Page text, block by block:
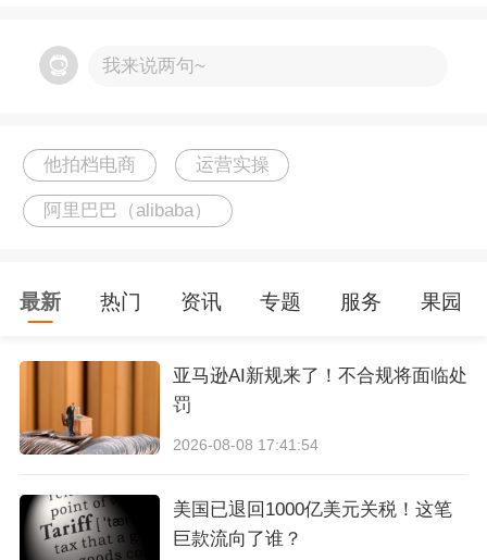
的词，可以在直通车重点推广。
4.最后一个板块，此版块分为来源词、去向词、
些对应的词可以匹配你的产品（包括属性词、应
流量，捉取更多的资源是非常有帮助的。
我来说两句~
他拍档电商 运营实操
阿里巴巴（alibaba）
最新 热门 资讯 专题 服务 果园
亚马逊AI新规来了！不合规将面临处
罚
2026-08-08 17:41:54
美国已退回1000亿美元关税！这笔
巨款流向了谁？